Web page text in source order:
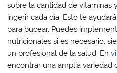
sobre la cantidad de vitaminas
ingerir cada día. Esto te
para bucear. Puedes
nutricionales si es necesario,
un profesional de la salud. En
encontrar una amplia variedad